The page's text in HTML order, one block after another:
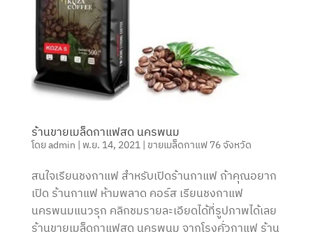
ร้านขายเมล็ดกาแฟสด นครพนม
โดยadmin | พ.ย. 14, 2021| ขายเมล็ดกาแฟ 76 จังหวัด
สนใจเรียนชงกาแฟ สำหรับเปิดร้านกาแฟ ถ้าคุณอยาก
เปิด ร้านกาแฟ ห้ามพลาด คอร์ส เรียนชงกาแฟ
นครพนมแนวรุก คลิกชมรายละเอียดได้ที่รูปภาพได้เลย
ร้านขายเมล็ดกาแฟสด นครพนม จากโรงคั่วกาแฟ ร้าน